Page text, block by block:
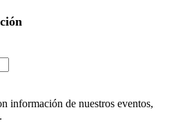
información de nuestros eventos,